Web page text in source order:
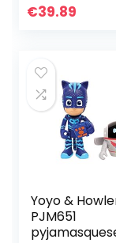
✓ Gratis Online
€39.89
Yoyo &
PJM651